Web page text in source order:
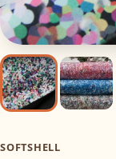
SOFTSHELL